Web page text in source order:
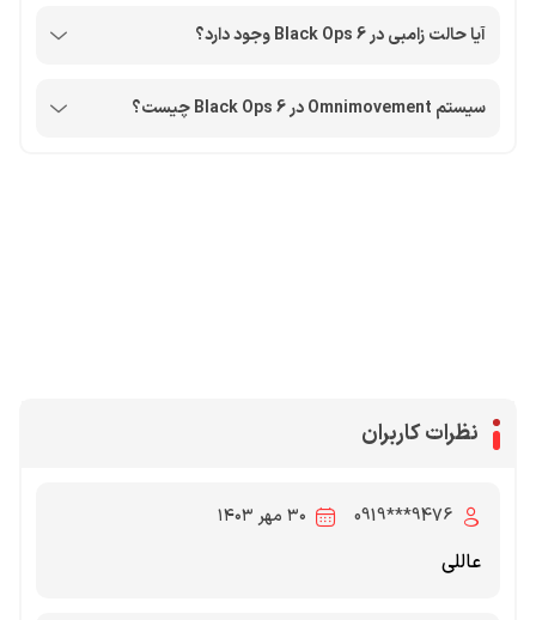
آیا حالت زامبی در Black Ops 6 وجود دارد؟
سیستم Omnimovement در Black Ops 6 چیست؟
نظرات کاربران
‎0919***9476‎ ۳۰ مهر ۱۴۰۳
عاللی